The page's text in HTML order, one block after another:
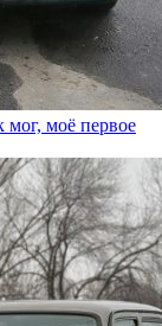
мог, моё первое